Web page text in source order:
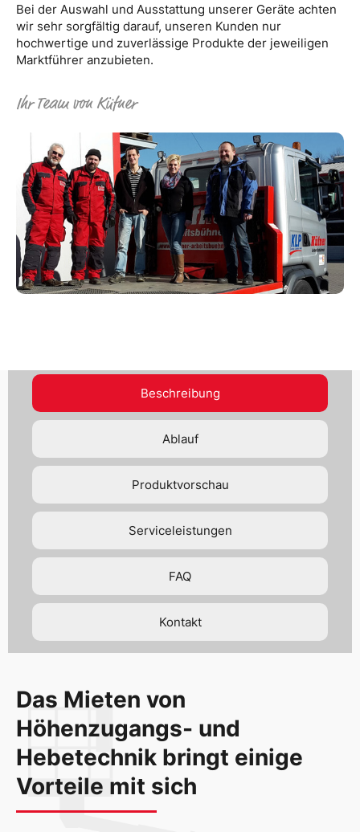
Bei der Auswahl und Ausstattung unserer Geräte achten
wir sehr sorgfältig darauf, unseren Kunden nur
hochwertige und zuverlässige Produkte der jeweiligen
Marktführer anzubieten.
Ihr Team von Küfner
Beschreibung
Ablauf
Produktvorschau
Serviceleistungen
FAQ
Kontakt
Das Mieten von
Höhenzugangs- und
Hebetechnik bringt einige
Vorteile mit sich